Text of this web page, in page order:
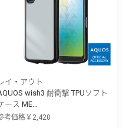
イ・アウト
wish3 耐衝撃 TPUソフト
ース ME...
考価格￥2,420